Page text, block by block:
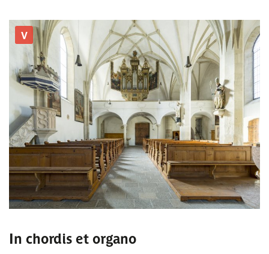
V
In chordis et organo